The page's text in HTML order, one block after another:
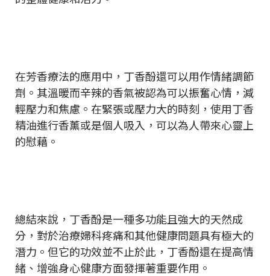
在芳香療法的應用中，丁香酚還可以用作情緒調節
劑。其溫暖而辛辣的香氣被認為可以振奮心情，減
輕壓力和焦慮。在緊張或壓力大的時刻，使用丁香
精油進行香薰或是個人吸入，可以為人帶來心靈上
的慰藉。
總結來說，丁香酚是一種多功能且強大的天然成
分，對於治療婦科疼痛和其他健康問題具有極大的
潛力。但它的功效並不止於此，丁香酚還在提高情
緒、增強身心健康方面發揮著重要作用。